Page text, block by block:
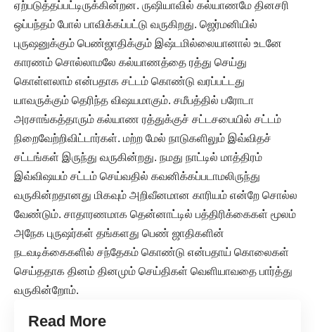
ஏற்படுத்தப்பட்டிருக்கின்றன. ருஷியாவில் கல்யாணமே தினசரி
ஒப்பந்தம் போல் பாவிக்கப்பட்டு வருகிறது. ஜெர்மனியில்
புருஷனுக்கும் பெண்ஜாதிக்கும் இஷ்டமில்லையானால் உடனே
காரணம் சொல்லாமலே கல்யாணத்தை ரத்து செய்து
கொள்ளலாம் என்பதாக சட்டம் கொண்டு வரப்பட்டது
யாவருக்கும் தெரிந்த விஷயமாகும். சமீபத்தில் பரோடா
அரசாங்கத்தாரும் கல்யாண ரத்துக்குச் சட்டசபையில் சட்டம்
நிறைவேற்றிவிட்டார்கள். மற்ற மேல் நாடுகளிலும் இவ்விதச்
சட்டங்கள் இருந்து வருகின்றது. நமது நாட்டில் மாத்திரம்
இவ்விஷயம் சட்டம் செய்வதில் கவனிக்கப்படாமலிருந்து
வருகின்றதானது மிகவும் அறிவீனமான காரியம் என்றே சொல்ல
வேண்டும். சாதாரணமாக தென்னாட்டில் பத்திரிக்கைகள் மூலம்
அநேக புருஷர்கள் தங்களது பெண் ஜாதிகளின்
நடவடிக்கைகளில் சந்தேகம் கொண்டு என்பதாய் கொலைகள்
செய்ததாக தினம் தினமும் செய்திகள் வெளியாவதை பார்த்து
வருகின்றோம்.
Read More